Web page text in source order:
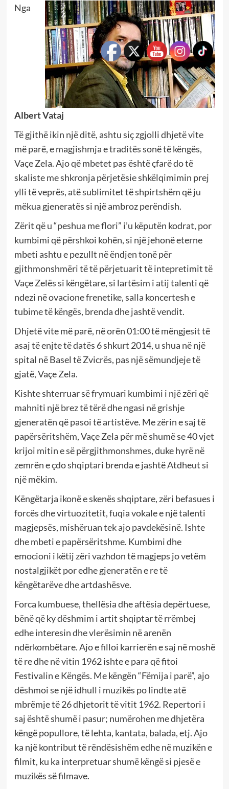
Nga
Albert Vataj
Të gjithë ikin një ditë, ashtu siç zgjolli dhjetë vite
më parë, e magjishmja e traditës sonë të këngës,
Vaçe Zela. Ajo që mbetet pas është çfarë do të
skaliste me shkronja përjetësie shkëlqimimin prej
ylli të veprës, atë sublimitet të shpirtshëm që ju
mëkua gjeneratës si një ambroz perëndish.
Zërit që u “peshua me flori” i’u këputën kodrat, por
kumbimi që përshkoi kohën, si një jehonë eterne
mbeti ashtu e pezullt në ëndjen tonë për
gjithmonshmëri të të përjetuarit të intepretimit të
Vaçe Zelës si këngëtare, si lartësim i atij talenti që
ndezi në ovacione frenetike, salla koncertesh e
tubime të këngës, brenda dhe jashtë vendit.
Dhjetë vite më parë, në orën 01:00 të mëngjesit të
asaj të enjte të datës 6 shkurt 2014, u shua në një
spital në Basel të Zvicrës, pas një sëmundjeje të
gjatë, Vaçe Zela.
Kishte shterruar së frymuari kumbimi i një zëri që
mahniti një brez të tërë dhe ngasi në grishje
gjeneratën që pasoi të artistëve. Me zërin e saj të
papërsëritshëm, Vaçe Zela për më shumë se 40 vjet
krijoi mitin e së përgjithmonshmes, duke hyrë në
zemrën e çdo shqiptari brenda e jashtë Atdheut si
një mëkim.
Këngëtarja ikonë e skenës shqiptare, zëri befasues i
forcës dhe virtuozitetit, fuqia vokale e një talenti
magjepsës, mishëruan tek ajo pavdekësinë. Ishte
dhe mbeti e papërsëritshme. Kumbimi dhe
emocioni i këtij zëri vazhdon të magjeps jo vetëm
nostalgjikët por edhe gjeneratën e re të
këngëtarëve dhe artdashësve.
Forca kumbuese, thellësia dhe aftësia depërtuese,
bënë që ky dëshmim i artit shqiptar të rrëmbej
edhe interesin dhe vlerësimin në arenën
ndërkombëtare. Ajo e filloi karrierën e saj në moshë
të re dhe në vitin 1962 ishte e para që fitoi
Festivalin e Këngës. Me këngën “Fëmija i parë”, ajo
dëshmoi se një idhull i muzikës po lindte atë
mbrëmje të 26 dhjetorit të vitit 1962. Repertori i
saj është shumë i pasur; numërohen me dhjetëra
këngë popullore, të lehta, kantata, balada, etj. Ajo
ka një kontribut të rëndësishëm edhe në muzikën e
filmit, ku ka interpretuar shumë këngë si pjesë e
muzikës së filmave.